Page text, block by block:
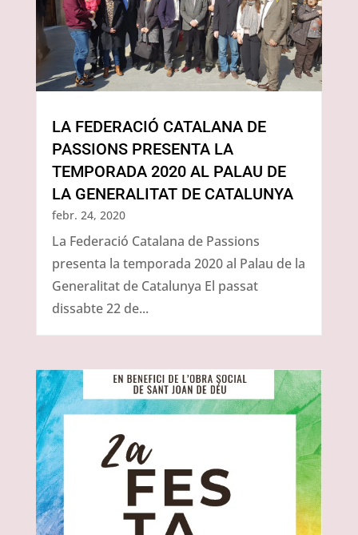
LA FEDERACIÓ CATALANA DE
PASSIONS PRESENTA LA
TEMPORADA 2020 AL PALAU DE
LA GENERALITAT DE CATALUNYA
febr. 24, 2020
La Federació Catalana de Passions
presenta la temporada 2020 al Palau de la
Generalitat de Catalunya El passat
dissabte 22 de...